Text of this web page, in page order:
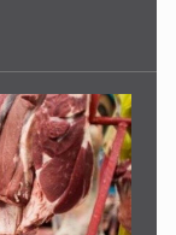
etdi -